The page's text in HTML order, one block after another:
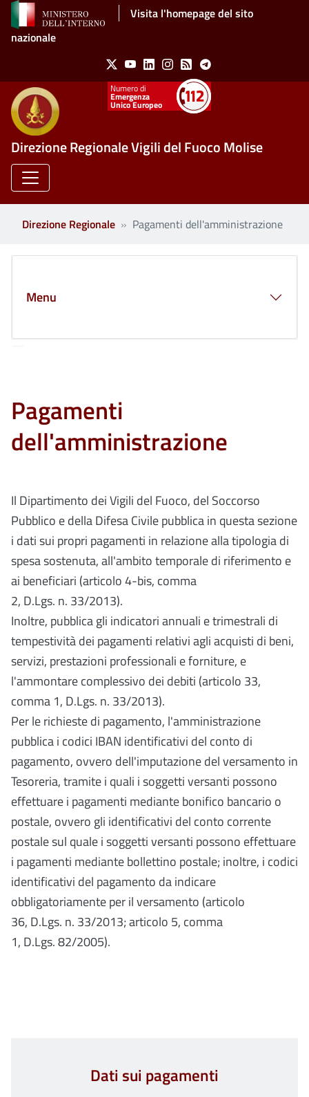
Salta al contenuto principaleVisita l'homepage del sito
nazionale
Social Menu
X YoutubeLinkedinInstagram
Feed Telegram
Emergenza
Unico Europeo
Direzione Regionale Vigili del Fuoco Molise
Direzione Regionale Pagamenti dell'amministrazione
Pagamenti
dell'amministrazione
Il Dipartimento dei Vigili del Fuoco, del Soccorso
Pubblico e della Difesa Civile pubblica in questa sezione
i dati sui propri pagamenti in relazione alla tipologia di
spesa sostenuta, all'ambito temporale di riferimento e
ai beneficiari (articolo 4-bis, comma
2, D.Lgs. n. 33/2013).
Inoltre, pubblica gli indicatori annuali e trimestrali di
tempestività dei pagamenti relativi agli acquisti di beni,
servizi, prestazioni professionali e forniture, e
l'ammontare complessivo dei debiti (articolo 33,
comma 1, D.Lgs. n. 33/2013).
Per le richieste di pagamento, l'amministrazione
pubblica i codici IBAN identificativi del conto di
pagamento, ovvero dell'imputazione del versamento in
Tesoreria, tramite i quali i soggetti versanti possono
effettuare i pagamenti mediante bonifico bancario o
postale, ovvero gli identificativi del conto corrente
postale sul quale i soggetti versanti possono effettuare
i pagamenti mediante bollettino postale; inoltre, i codici
identificativi del pagamento da indicare
obbligatoriamente per il versamento (articolo
36, D.Lgs. n. 33/2013; articolo 5, comma
1, D.Lgs. 82/2005).
Dati sui pagamenti
Menu